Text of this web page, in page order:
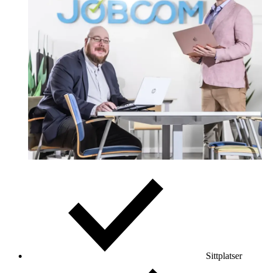
Sittplatser